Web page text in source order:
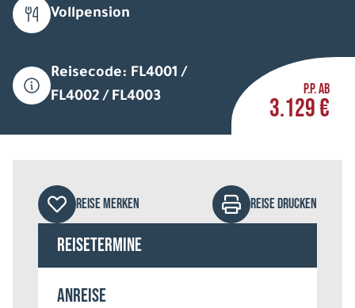
Vollpension
Reisecode: FL4001 /
FL4002 / FL4003
P.P. AB
3.129 €
REISE MERKEN REISE DRUCKEN
Reisetermine
Anreise